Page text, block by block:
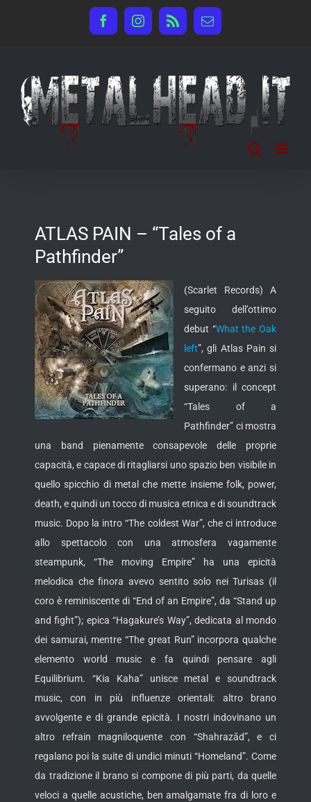
FacebookInstagram
Rss Email
ATLAS PAIN – “Tales of a
Pathfinder”
(Scarlet Records) A
seguito dell’ottimo
debut “What the Oak
left”, gli Atlas Pain si
confermano e anzi si
superano: il concept
“Tales of a
Pathfinder” ci mostra
una band pienamente consapevole delle proprie
capacità,e capace di ritagliarsi uno spazio ben visibile in
quello spicchio di metal che mette insieme folk, power,
death, e quindi un tocco di musica etnica e di soundtrack
music. Dopo la intro “The coldest War”, che ci introduce
allo spettacolo con una atmosfera vagamente
steampunk, “The moving Empire” ha una epicità
melodica che finora avevo sentito solo nei Turisas (il
coro è reminiscente di “End of an Empire”, da “Stand up
and fight”); epica “Hagakure’s Way”, dedicata al mondo
dei samurai, mentre “The great Run” incorpora qualche
elemento world music e fa quindi pensare agli
Equilibrium. “Kia Kaha” unisce metal e soundtrack
music, con in più influenze orientali: altro brano
avvolgente e di grande epicità. I nostri indovinano un
altro refrain magniloquente con “Shahrazād”, e ci
regalano poi la suite di undici minuti “Homeland”. Come
da tradizione il brano si compone di più parti, da quelle
veloci a quelle acustiche, ben amalgamate fra di loro e